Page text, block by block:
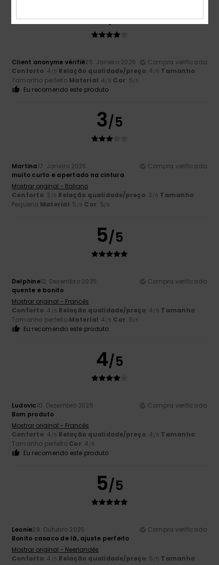
4/5
Client anonyme vérifié25. Janeiro 2026
Compra verificada
Conforto: 4 /5 Relação qualidade/preço: 4 /5 Tamanho:
Tamanho perfeito Material: 4 /5 Cor: 5/5
Eu recomendo este produto
3/5
Martina17. Janeiro 2026
Compra verificada
muito curto e apertado na cintura
Mostrar original - Italiano
Conforto: 2 /5 Relação qualidade/preço: 3 /5 Tamanho:
Pequeno Material: 5 /5 Cor: 5/5
5/5
Delphine12. Dezembro 2025
Compra verificada
quente e bonito
Mostrar original - Francês
Conforto: 4 /5 Relação qualidade/preço: 4 /5 Tamanho:
Tamanho perfeito Material: 4 /5 Cor: 5/5
Eu recomendo este produto
4/5
Ludovic10. Dezembro 2025
Compra verificada
Bom produto
Mostrar original - Francês
Conforto: 4 /5 Relação qualidade/preço: 4 /5 Tamanho:
Tamanho perfeito Cor: 4 /5
Eu recomendo este produto
5/5
Leonie28. Outubro 2025
Compra verificada
Bonito casaco de lã, ajuste perfeito
Mostrar original - Neerlandês
Conforto: 4 /5 Relação qualidade/preço: 5 /5 Tamanho: